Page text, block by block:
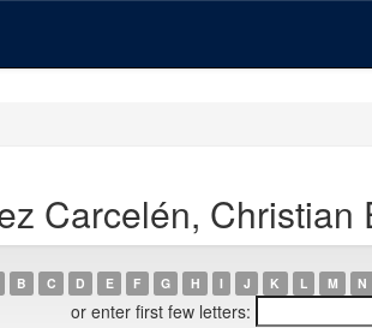
Carcelén, Christian
B C D E F G H I J K L M N
or enter first few letters: